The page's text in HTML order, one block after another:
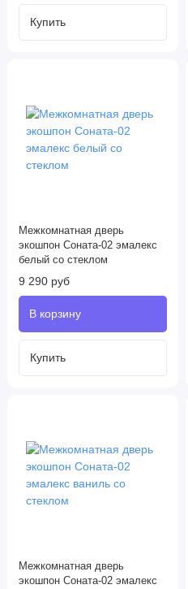
Межкомнатная дверь
экошпон Соната-02 эмалекс
белый со стеклом
9 290 руб
Межкомнатная дверь
экошпон Соната-02 эмалекс